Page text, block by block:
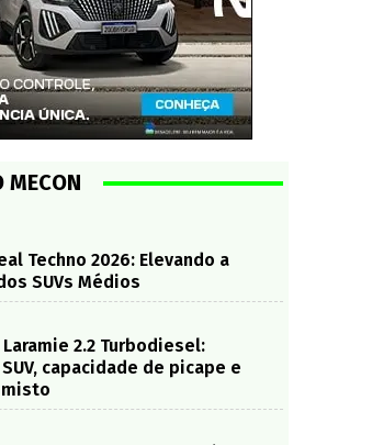
MECON
Techno 2026: Elevando a
SUVs Médios
2.2 Turbodiesel:
capacidade de picape e